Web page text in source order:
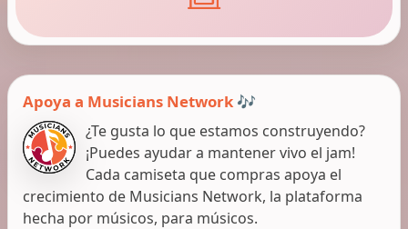
Apoya a Musicians Network 🎶
¿Te gusta lo que estamos construyendo?
¡Puedes ayudar a mantener vivo el jam!
Cada camiseta que compras apoya el
crecimiento de Musicians Network, la plataforma
hecha por músicos, para músicos.